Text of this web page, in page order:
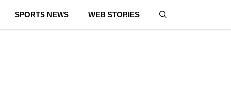
SPORTS NEWS WEB STORIES